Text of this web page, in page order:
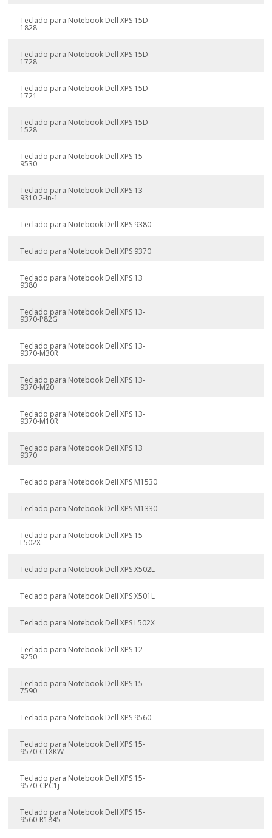
Teclado para Notebook Dell XPS 15D-
1828
Teclado para Notebook Dell XPS 15D-
1728
Teclado para Notebook Dell XPS 15D-
1721
Teclado para Notebook Dell XPS 15D-
1528
Teclado para Notebook Dell XPS 15
9530
Teclado para Notebook Dell XPS 13
9310 2-in-1
Teclado para Notebook Dell XPS 9380
Teclado para Notebook Dell XPS 9370
Teclado para Notebook Dell XPS 13
9380
Teclado para Notebook Dell XPS 13-
9370-P82G
Teclado para Notebook Dell XPS 13-
9370-M30R
Teclado para Notebook Dell XPS 13-
9370-M20
Teclado para Notebook Dell XPS 13-
9370-M10R
Teclado para Notebook Dell XPS 13
9370
Teclado para Notebook Dell XPS M1530
Teclado para Notebook Dell XPS M1330
Teclado para Notebook Dell XPS 15
L502X
Teclado para Notebook Dell XPS X502L
Teclado para Notebook Dell XPS X501L
Teclado para Notebook Dell XPS L502X
Teclado para Notebook Dell XPS 12-
9250
Teclado para Notebook Dell XPS 15
7590
Teclado para Notebook Dell XPS 9560
Teclado para Notebook Dell XPS 15-
9570-CTXKW
Teclado para Notebook Dell XPS 15-
9570-CPC1j
Teclado para Notebook Dell XPS 15-
9560-R1845